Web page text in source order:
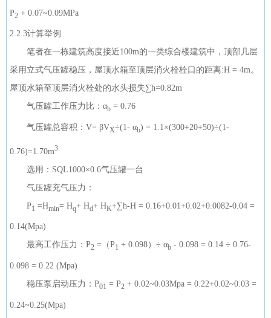
P2 + 0.07~0.09MPa
2.2.3计算举例
笔者在一栋建筑高度接近100m的一类综合楼建筑中，顶部几层
采用立式气压罐稳压，屋顶水箱至顶层消火栓栓口的距离:H = 4m。
屋顶水箱至顶层消火栓处的水头损失∑h=0.82m
气压罐工作压力比：αb = 0.76
气压罐总容积：V= βVX÷(1- αb) = 1.1×(300+20+50)÷(1-
0.76)=1.70m3
选用：SQL1000×0.6气压罐一台
气压罐充气压力：
P1 =Hmin= Hq+ Hd+ HK+∑h-H = 0.16+0.01+0.02+0.0082-0.04 =
0.14(Mpa)
最高工作压力：P2 =（P1 + 0.098）÷ αb - 0.098 = 0.14 ÷ 0.76-
0.098 = 0.22 (Mpa)
稳压泵启动压力：P01 = P2 + 0.02~0.03Mpa = 0.22+0.02~0.03 =
0.24~0.25(Mpa)